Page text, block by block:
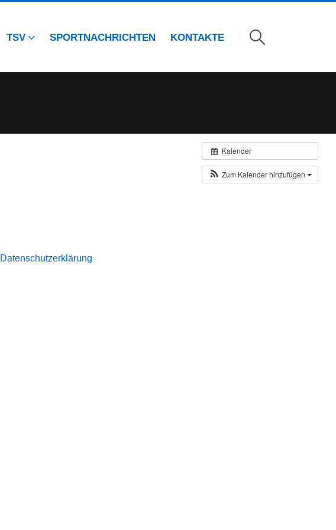
TSV SPORTNACHRICHTEN KONTAKTE
Kalender
Zum Kalender hinzufügen
Datenschutzerklärung